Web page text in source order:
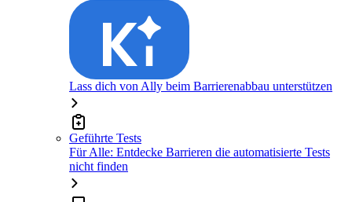
Lass dich von Ally beim Barrierenabbau unterstützen
Geführte Tests
Für Alle: Entdecke Barrieren die automatisierte Tests
nicht finden